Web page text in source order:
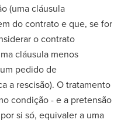
(uma cláusula
do contrato e que, se for
o contrato
cláusula menos
pedido de
a rescisão). O tratamento
condição - e a pretensão
si só, equivaler a uma